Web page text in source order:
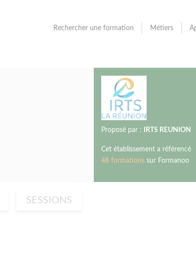
Rechercher une formation Métiers
Proposé par : IRTS REUNION
Cet établissement a référencé
48 formations sur Formanoo
SESSIONS